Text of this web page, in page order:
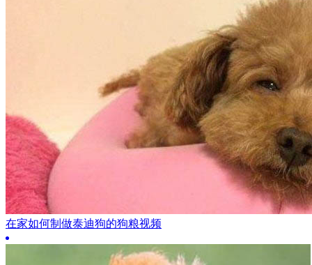
在家如何制做泰迪狗的狗粮视频